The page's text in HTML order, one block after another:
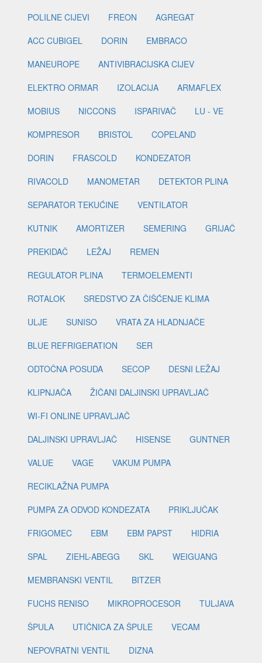
POLILNE CIJEVI
FREON
AGREGAT
ACC CUBIGEL
DORIN
EMBRACO
MANEUROPE
ANTIVIBRACIJSKA CIJEV
ELEKTRO ORMAR
IZOLACIJA
ARMAFLEX
MOBIUS
NICCONS ISPARIVAČ
LU - VE
KOMPRESOR
BRISTOL
COPELAND
DORIN
FRASCOLD
KONDEZATOR
RIVACOLD
MANOMETAR
DETEKTOR PLINA
SEPARATOR TEKUĆINE
VENTILATOR
KUTNIK
AMORTIZER SEMERING
GRIJAČ
PREKIDAČ
LEŽAJ
REMEN
REGULATOR PLINA
TERMOELEMENTI
ROTALOK
SREDSTVO ZA ČIŠĆENJE KLIMA
ULJE
SUNISO
VRATA ZA HLADNJAČE
BLUE REFRIGERATION
SER
ODTOČNA POSUDA
SECOP
DESNI LEŽAJ
KLIPNJAČA
ŽIČANI DALJINSKI UPRAVLJAČ
WI-FI ONLINE UPRAVLJAČ
DALJINSKI UPRAVLJAČ
HISENSE
GUNTNER
VALUE
VAGE
VAKUM PUMPA
RECIKLAŽNA PUMPA
PUMPA ZA ODVOD KONDEZATA
PRIKLJUČAK
FRIGOMEC
EBM EBM PAPST
HIDRIA
SPAL
ZIEHL-ABEGG SKL
WEIGUANG
MEMBRANSKI VENTIL
BITZER
FUCHS RENISO
MIKROPROCESOR
TULJAVA
ŠPULA
UTIČNICA ZA ŠPULE
VECAM
NEPOVRATNI VENTIL
DIZNA